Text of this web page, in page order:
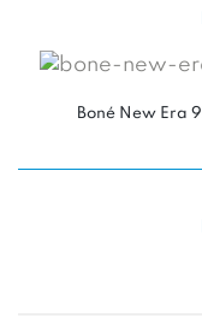
Boné New Era